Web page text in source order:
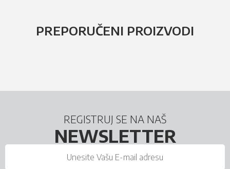
PREPORUČENI PROIZVODI
REGISTRUJ SE NA NAŠ
NEWSLETTER